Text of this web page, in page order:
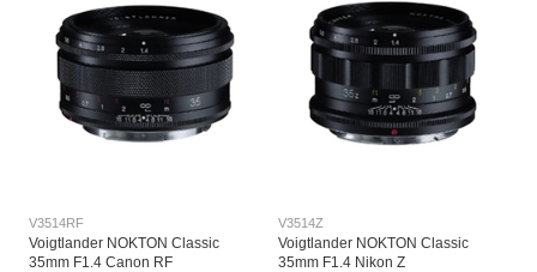
V3514RF
Voigtlander NOKTON Classic
35mm F1.4 Canon RF
V3514Z
Voigtlander NOKTON Classic
35mm F1.4 Nikon Z